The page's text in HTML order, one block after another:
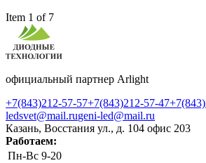
Item 1 of 7
официальный партнер Arlight
+7(843)212-57-57+7(843)212-57-47
ledsvet@mail.rugeni-led@mail.ru
Казань, Восстания ул., д. 104 офис 203
Работаем:
Пн-Вс 9-20